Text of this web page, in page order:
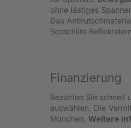
ohne lästiges
Das
Scotchlite
Finanzierung
Bezahlen Sie schnell
auswählen. Die
München. Weitere